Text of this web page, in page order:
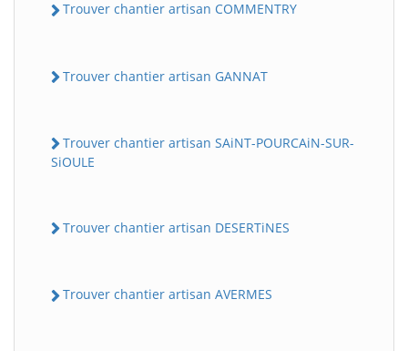
Trouver chantier artisan COMMENTRY
Trouver chantier artisan GANNAT
Trouver chantier artisan SAiNT-POURCAiN-SUR-
SiOULE
Trouver chantier artisan DESERTiNES
Trouver chantier artisan AVERMES